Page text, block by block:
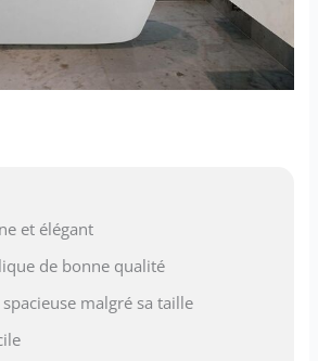
et élégant
de bonne qualité
malgré sa taille